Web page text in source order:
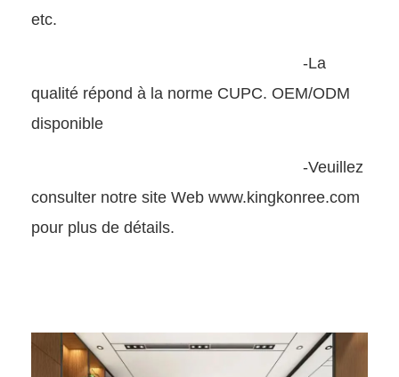
etc.
-La
qualité répond à la norme CUPC. OEM/ODM
disponible
-Veuillez
consulter notre site Web www.kingkonree.com
pour plus de détails.